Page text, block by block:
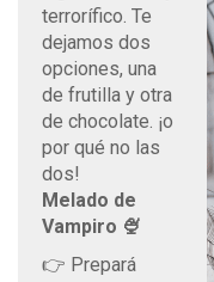
terrorífico. Te
dejamos dos
opciones, una
de frutilla y otra
de chocolate. ¡o
por qué no las
dos!
Melado de
Vampiro 🍨
👉 Prepará